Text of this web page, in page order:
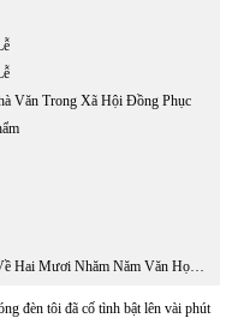
Văn Trong Xã Hội Đồng Phục
Thử Tìm Một Lối Tiếp Cận Văn Sử Học Về Hai Mươi Nhăm Năm Văn Học Việt Nam Hải Ngoại 1975 - 2000
đèn tôi đã cố tình bật lên vài phút